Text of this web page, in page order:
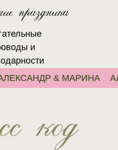
праздника
и
& МАРИНА
код